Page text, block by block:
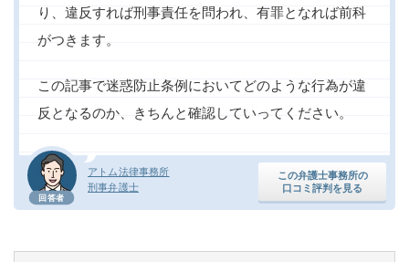
回答者
アトム法律事務所
刑事弁護士
この弁護士事務所の
口コミ評判を見る
り、違反すれば刑事責任を問われ、有罪となれば前科
がつきます。
この記事で迷惑防止条例においてどのような行為が違
反となるのか、きちんと確認していってください。